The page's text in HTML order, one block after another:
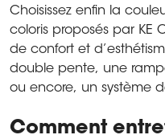
Choisissez enfin la
coloris proposés par KE
de confort et
double pente, une
ou encore, un système
Comment